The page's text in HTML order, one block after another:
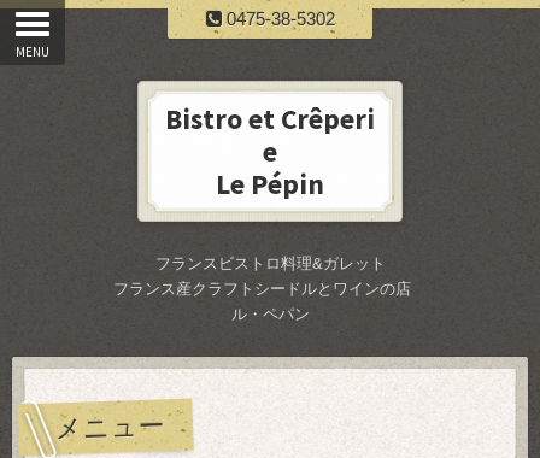
0475-38-5302
Bistro et Crêperi
e
Le Pépin
フランスビストロ料理&ガレット
フランス産クラフトシードルとワインの店
ル・ペパン
メニュー